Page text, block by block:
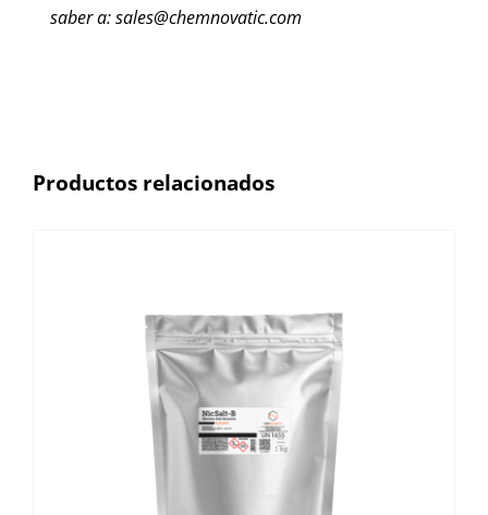
saber a: sales@chemnovatic.com
Productos relacionados